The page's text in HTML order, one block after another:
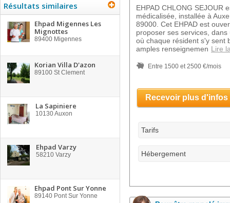
Résultats similaires
Ehpad Migennes Les
Mignottes
89400 Migennes
Korian Villa D'azon
89100 St Clement
La Sapiniere
10130Auxon
Ehpad Varzy
58210 Varzy
Ehpad Pont Sur Yonne
89140 Pont Sur Yonne
EHPAD CHLONG SEJOUR
médicalisée, installée à
89000. Cet EHPAD est
proposer ses services,
où chaque résident s'y sent
amples renseignemen Lire
Entre 1500 et 2500 €/mois
Recevoir plus d'infos
Tarifs
Hébergement